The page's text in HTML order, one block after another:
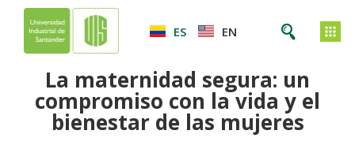
ES EN
La maternidad segura: un
compromiso con la vida y el
bienestar de las mujeres